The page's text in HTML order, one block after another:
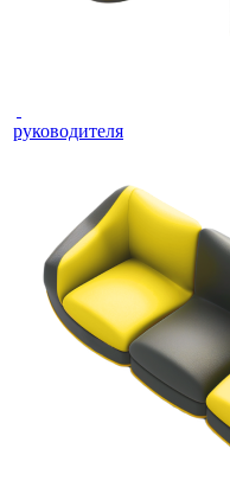
руководителя